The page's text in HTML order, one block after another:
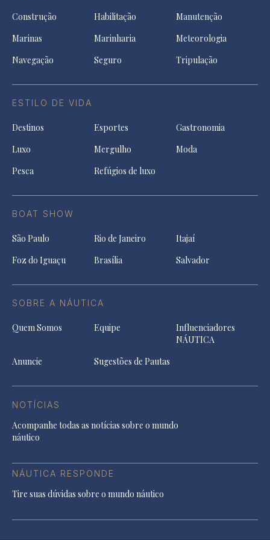
Construção Habilitação
Manutenção
Marinas
Marinharia
Meteorologia
Navegação
Seguro Tripulação
ESTILO DE VIDA
Destinos Esportes
Gastronomia
Luxo
Mergulho
Moda
Pesca
Refúgios de luxo
BOAT SHOW
São Paulo Rio de Janeiro
Itajaí
Foz do Iguaçu
Brasília Salvador
SOBRE A NÁUTICA
Quem Somos Equipe
Influenciadores
NÁUTICA
Anuncie
Sugestões de Pautas
NOTÍCIAS
Acompanhe todas as notícias sobre o mundo
náutico
NÁUTICA RESPONDE
Tire suas dúvidas sobre o mundo náutico